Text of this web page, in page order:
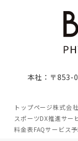
本社：〒853-
トップページ株式会
スポーツDX推進サー
料金表FAQサービス